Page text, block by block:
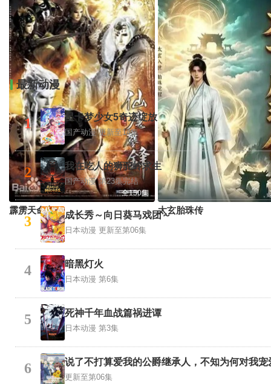
全150集
霹雳天命之仙魔鏖锋 太玄胎珠传
最新动漫
1 星卡梦少女5奇迹绽放
国产动漫 更新至14集
2 我在吃人的狮驼岭求生
国产动漫 第23集完结
3 成长秀～向日葵马戏团～
日本动漫 更新至第06集
4 暗黑灯火
日本动漫 第6集
5 死神千年血战篇祸进谭
日本动漫 第3集
6 说了不打算爱我的公爵继承人，不知为何对我宠
更新至第06集